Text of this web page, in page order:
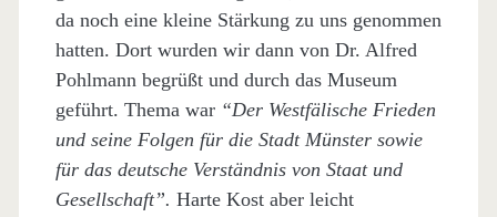
da noch eine kleine Stärkung zu uns genommen
hatten. Dort wurden wir dann von Dr. Alfred
Pohlmann begrüßt und durch das Museum
geführt. Thema war “Der Westfälische Frieden
und seine Folgen für die Stadt Münster sowie
für das deutsche Verständnis von Staat und
Gesellschaft”. Harte Kost aber leicht